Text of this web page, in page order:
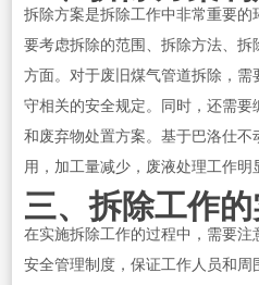
拆除方案是拆除工作中非常重要
要考虑拆除的范围、拆除方法、
方面。对于废旧煤气管道拆除，
守相关的安全规定。同时，还需
和废弃物处置方案。基于巴洛仕不
用，加工量减少，废液处理工作明
三、拆除工作
在实施拆除工作的过程中，需要
安全管理制度，保证工作人员和